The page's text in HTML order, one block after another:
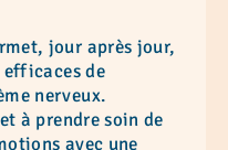
jour après jour,
efficaces de
nerveux.
à prendre soin de
avec une